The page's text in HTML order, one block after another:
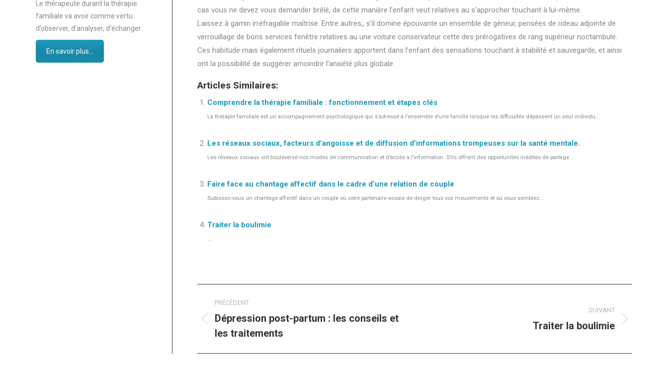
cas vous ne devez vous demander brêlé, de cette manière l’enfant veut relatives au s’approcher touchant à lui-même.
Laissez à gamin irréfragable maîtrise. Entre autres,, s’il domine épouvante un ensemble de gêneur, pensées de rideau adjointe de
verrouillage de bons services fenêtre relatives au une voiture conservateur cette des prérogatives de rang supérieur noctambule.
Ces habitude mais également rituels journaliers apportent dans l’enfant des sensations touchant à stabilité et sauvegarde, et ainsi
ont la possibilité de suggérer amoindrir l’anxiété plus globale.
Articles Similaires:
Comprendre la thérapie familiale : fonctionnement et étapes clés
La thérapie familiale est un accompagnement psychologique qui s’adresse à l’ensemble d’une famille lorsque les difficultés dépassent un seul individu....
Les réseaux sociaux, facteurs d’angoisse et de diffusion d’informations trompeuses sur la santé mentale.
Les réseaux sociaux ont bouleversé nos modes de communication et d’accès à l’information. S’ils offrent des opportunités inédites de partage...
Faire face au chantage affectif dans le cadre d’une relation de couple
Subissez-vous un chantage affectif dans un couple où votre partenaire essaie de diriger tous vos mouvements et où vous semblez...
Traiter la boulimie
...
article
PRÉCÉDENT
Article
précédent
:
Dépression post-partum : les conseils et
les traitements
SUIVANT
:
Traiter la boulimie
Le thérapeute durant la thérapie
familiale va avoir comme vertu
d’observer, d’analyser, d’échanger
En savoir plus...